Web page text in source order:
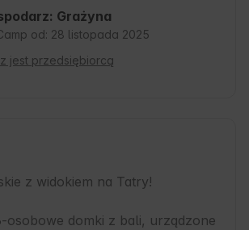
Grażyna
od: 28 listopada 2025
jest przedsiębiorcą
z widokiem na Tatry!
osobowe domki z bali, urządzone